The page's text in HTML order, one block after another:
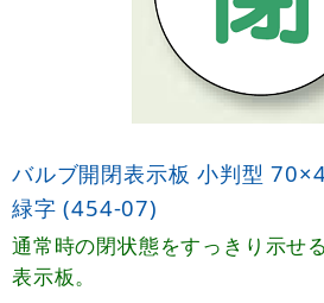
バルブ開閉表示板 小判型
緑字 (454-07)
通常時の閉状態をすっきり示せ
表示板。